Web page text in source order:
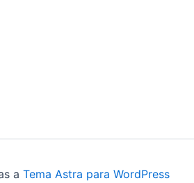
a Tema Astra para WordPress